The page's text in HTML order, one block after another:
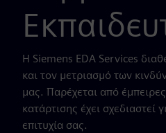
Η Siemens EDA Services
και τον μετριασμό των
μας. Παρέχεται από
κατάρτισης έχει σχεδιαστεί
επιτυχία σας.